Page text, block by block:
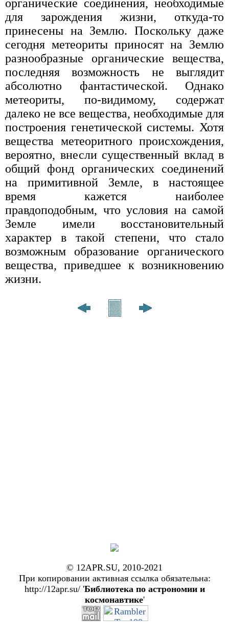
органические соединения, необходимые
для зарождения жизни, откуда-то
принесены на Землю. Поскольку даже
сегодня метеориты приносят на Землю
разнообразные органические вещества,
последняя возможность не выглядит
абсолютно фантастической. Однако
метеориты, по-видимому, содержат
далеко не все вещества, необходимые для
построения генетической системы. Хотя
вещества метеоритного происхождения,
вероятно, внесли существенный вклад в
общий фонд органических соединений
на примитивной Земле, в настоящее
время кажется наиболее
правдоподобным, что условия на самой
Земле имели восстановительный
характер в такой степени, что стало
возможным образование органического
вещества, приведшее к возникновению
жизни.
© 12APR.SU, 2010-2021
При копировании активная ссылка обязательна:
http://12apr.su/ 'Библиотека по астрономии и
космонавтике'